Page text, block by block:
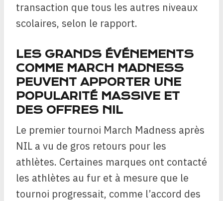
transaction que tous les autres niveaux
scolaires, selon le rapport.
LES GRANDS ÉVÉNEMENTS
COMME MARCH MADNESS
PEUVENT APPORTER UNE
POPULARITÉ MASSIVE ET
DES OFFRES NIL
Le premier tournoi March Madness après
NIL a vu de gros retours pour les
athlètes. Certaines marques ont contacté
les athlètes au fur et à mesure que le
tournoi progressait, comme l’accord des